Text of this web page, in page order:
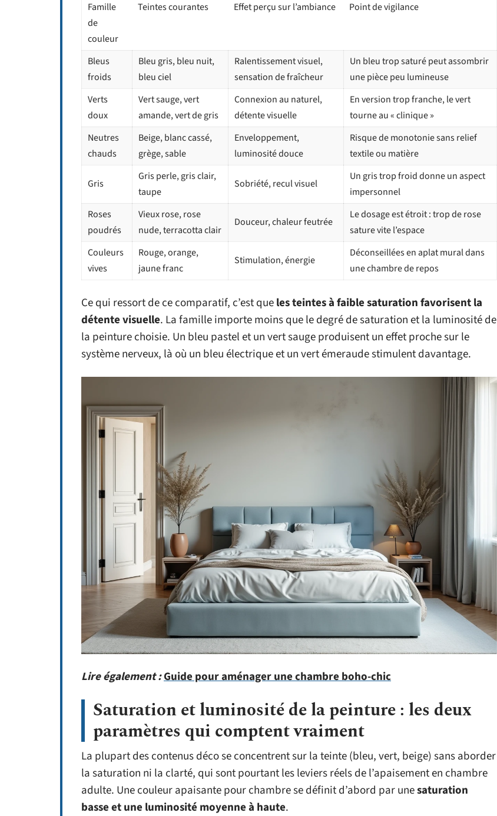
Famille
de
couleur
Teintes courantes Effet perçu sur l’ambiance Point de vigilance
Bleus
froids
Bleu gris, bleu nuit,
bleu ciel
Ralentissement visuel,
sensation de fraîcheur
Un bleu trop saturé peut assombrir
une pièce peu lumineuse
Verts
doux
Vert sauge, vert
amande, vert de gris
Connexion au naturel,
détente visuelle
En version trop franche, le vert
tourne au « clinique »
Neutres
chauds
Beige, blanc cassé,
grège, sable
Enveloppement,
luminosité douce
Risque de monotonie sans relief
textile ou matière
Gris
Gris perle, gris clair,
taupe
Sobriété, recul visuel
Un gris trop froid donne un aspect
impersonnel
Roses
poudrés
Vieux rose, rose
nude, terracotta clair
Douceur, chaleur feutrée
Le dosage est étroit : trop de rose
sature vite l’espace
Couleurs
vives
Rouge, orange,
jaune franc
Stimulation, énergie
Déconseillées en aplat mural dans
une chambre de repos
Ce qui ressort de ce comparatif, c’est queles teintes à faible saturation favorisent la
détente visuelle. La famille importe moins que le degré de saturation et la luminosité de
la peinture choisie. Un bleu pastel et un vert sauge produisent un effet proche sur le
système nerveux, là où un bleu électrique et un vert émeraude stimulent davantage.
Lire également :Guide pour aménager une chambre boho-chic
Saturation et luminosité de la peinture : les deux
paramètres qui comptent vraiment
La plupart des contenus déco se concentrent sur la teinte (bleu, vert, beige) sans aborder
la saturation ni la clarté, qui sont pourtant les leviers réels de l’apaisement en chambre
adulte. Une couleur apaisante pour chambre se définit d’abord par unesaturation
basse et une luminosité moyenne à haute.